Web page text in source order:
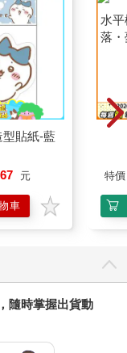
型貼紙-藍
67 元
車
特價
隨時掌握出貨動